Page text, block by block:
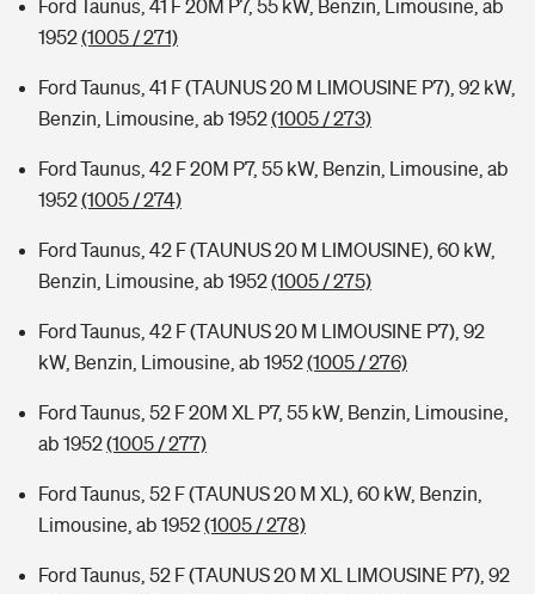
Ford Taunus, 41 F 20M P7, 55 kW, Benzin, Limousine, ab
1952(1005 / 271)
Ford Taunus, 41 F (TAUNUS 20 M LIMOUSINE P7), 92 kW,
Benzin, Limousine, ab 1952(1005 / 273)
Ford Taunus, 42 F 20M P7, 55 kW, Benzin, Limousine, ab
1952(1005 / 274)
Ford Taunus, 42 F (TAUNUS 20 M LIMOUSINE), 60 kW,
Benzin, Limousine, ab 1952(1005 / 275)
Ford Taunus, 42 F (TAUNUS 20 M LIMOUSINE P7), 92
kW, Benzin, Limousine, ab 1952(1005 / 276)
Ford Taunus, 52 F 20M XL P7, 55 kW, Benzin, Limousine,
ab 1952(1005 / 277)
Ford Taunus, 52 F (TAUNUS 20 M XL), 60 kW, Benzin,
Limousine, ab 1952(1005 / 278)
Ford Taunus, 52 F (TAUNUS 20 M XL LIMOUSINE P7), 92